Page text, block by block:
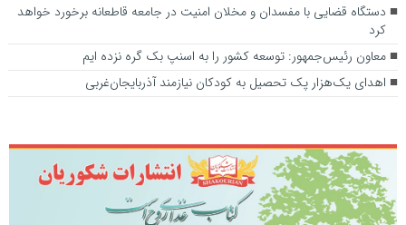
دستگاه قضایی با مفسدان و مخلان امنیت در جامعه قاطعانه برخورد خواهد
کرد
معاون رئیس‌جمهور: توسعه کشور را به اسنپ بک گره نزده ایم
اهدای یک‌هزار پک تحصیل به کودکان نیازمند آذربایجان‌غربی